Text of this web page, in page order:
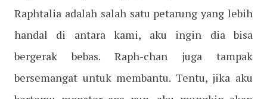
Raphtalia adalah salah satu petarung yang lebih
handal di antara kami, aku ingin dia bisa
bergerak bebas. Raph-chan juga tampak
bersemangat untuk membantu. Tentu, jika aku